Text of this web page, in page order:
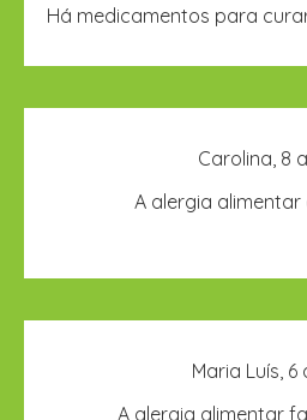
Há medicamentos para
para a alergia ao
Carolina, 8
A alergia alimentar
Não. A alergia alimentar
reage contra um alimento
Maria Luís, 6
A alergia alimentar
Pode fazer. Mas a alergia